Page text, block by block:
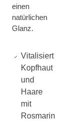
einen
natürlichen
Glanz.
Vitalisiert
Kopfhaut
und
Haare
mit
Rosmarin